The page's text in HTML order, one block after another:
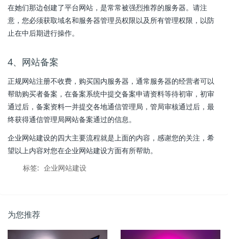
在她们那边创建了平台网站，是常常被强烈推荐的服务器。请注
意，您必须获取域名和服务器管理员权限以及所有管理权限，以防
止在中后期进行操作。
4、网站备案
正规网站注册不收费，购买国内服务器，通常服务器的经营者可以
帮助购买者备案，在备案系统中提交备案申请资料等待初审，初审
通过后，备案资料一并提交各地通信管理局，管局审核通过后，最
终获得通信管理局网站备案通过的信息。
企业网站建设的四大主要流程就是上面的内容，感谢您的关注，希
望以上内容对您在企业网站建设方面有所帮助。
标签: 企业网站建设
为您推荐